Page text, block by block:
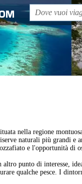
nella regione
naturali più grandi e
e l'opportunità di
altro punto di interesse,
qualche pesce. I